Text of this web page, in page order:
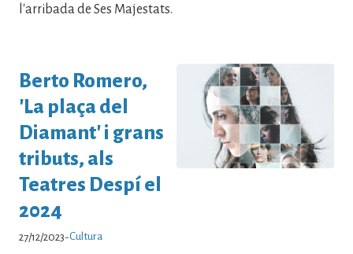
l'arribada de Ses Majestats.
Berto Romero,
'La plaça del
Diamant' i grans
tributs, als
Teatres Despí el
2024
27/12/2023-Cultura